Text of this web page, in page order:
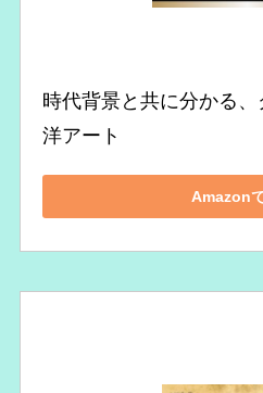
時代背景と共に分かる
洋アート
Amazon